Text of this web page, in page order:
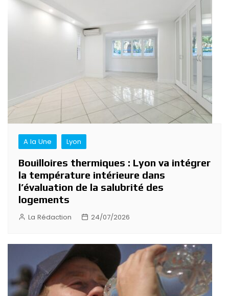
A la Une Lyon
Bouilloires thermiques : Lyon va intégrer
la température intérieure dans
l’évaluation de la salubrité des
logements
La Rédaction 24/07/2026